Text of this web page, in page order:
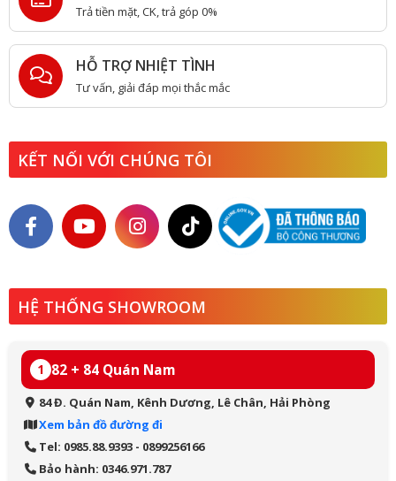
Trả tiền mặt, CK, trả góp 0%
HỖ TRỢ NHIỆT TÌNH
Tư vấn, giải đáp mọi thắc mắc
KẾT NỐI VỚI CHÚNG TÔI
HỆ THỐNG SHOWROOM
1 82 + 84 Quán Nam
84 Đ. Quán Nam, Kênh Dương, Lê Chân, Hải Phòng
Xem bản đồ đường đi
Tel: 0985.88.9393 - 0899256166
Bảo hành: 0346.971.787